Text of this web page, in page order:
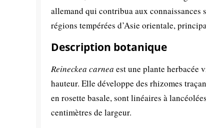
allemand qui contribua aux
régions tempérées d’Asie orientale,
Description botanique
Reineckea carnea est une plante herbacée
hauteur. Elle développe des rhizomes
en rosette basale, sont linéaires à
centimètres de largeur.